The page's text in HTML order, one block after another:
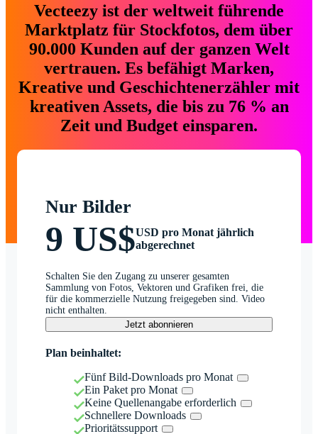
Vecteezy ist der weltweit führende
Marktplatz für Stockfotos, dem über
90.000 Kunden auf der ganzen Welt
vertrauen. Es befähigt Marken,
Kreative und Geschichtenerzähler mit
kreativen Assets, die bis zu 76 % an
Zeit und Budget einsparen.
Nur Bilder
9 US$USD pro Monat jährlich
abgerechnet
Schalten Sie den Zugang zu unserer gesamten
Sammlung von Fotos, Vektoren und Grafiken frei, die
für die kommerzielle Nutzung freigegeben sind. Video
nicht enthalten.
Jetzt abonnieren
Plan beinhaltet:
Fünf Bild-Downloads pro Monat
Ein Paket pro Monat
Keine Quellenangabe erforderlich
Schnellere Downloads
Prioritätssupport